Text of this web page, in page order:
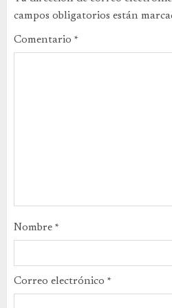
campos obligatorios están
Comentario *
Nombre *
Correo electrónico *